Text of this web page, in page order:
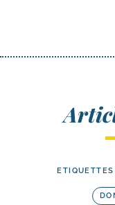
ETIQUETTES